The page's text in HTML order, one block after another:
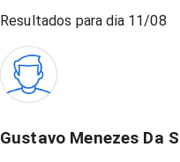
Resultados para dia 11/08
Gustavo Menezes Da